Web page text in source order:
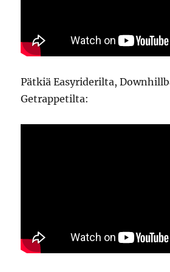
Pätkiä Easyriderilta,
Getrappetilta: